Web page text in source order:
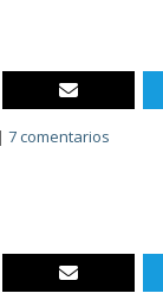
|7 comentarios